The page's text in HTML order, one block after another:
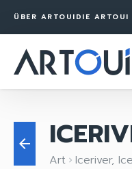
ÜBER ARTOUI DIE ARTOUI
arrow_back
Art keyboard_arrow_right Iceriver,